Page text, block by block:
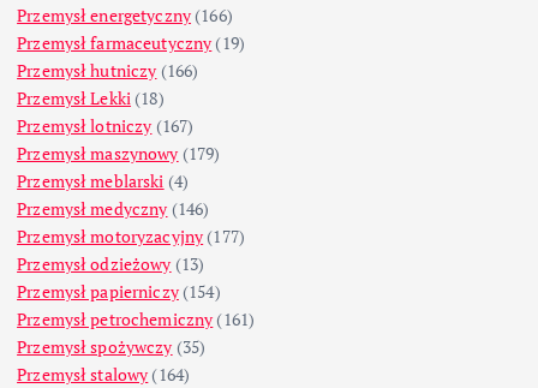
Przemysł energetyczny (166)
Przemysł farmaceutyczny (19)
Przemysł hutniczy (166)
Przemysł Lekki (18)
Przemysł lotniczy (167)
Przemysł maszynowy (179)
Przemysł meblarski (4)
Przemysł medyczny (146)
Przemysł motoryzacyjny (177)
Przemysł odzieżowy (13)
Przemysł papierniczy(154)
Przemysł petrochemiczny (161)
Przemysł spożywczy (35)
Przemysł stalowy (164)